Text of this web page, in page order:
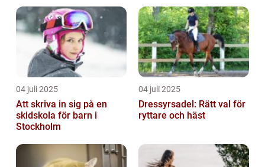
04 juli 2025
Att skriva in sig på en
skidskola för barn i
Stockholm
04 juli 2025
Dressyrsadel: Rätt val för
ryttare och häst